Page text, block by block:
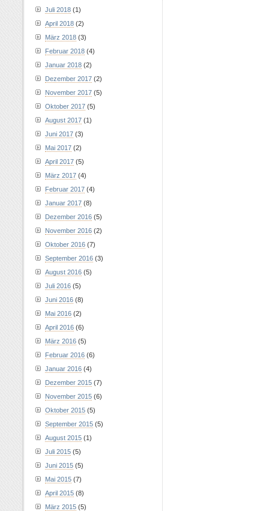
Juli 2018 (1)
April 2018 (2)
März 2018 (3)
Februar 2018 (4)
Januar 2018 (2)
Dezember 2017 (2)
November 2017 (5)
Oktober 2017 (5)
August 2017 (1)
Juni 2017 (3)
Mai 2017 (2)
April 2017 (5)
März 2017 (4)
Februar 2017 (4)
Januar 2017 (8)
Dezember 2016 (5)
November 2016 (2)
Oktober 2016 (7)
September 2016 (3)
August 2016 (5)
Juli 2016 (5)
Juni 2016 (8)
Mai 2016 (2)
April 2016 (6)
März 2016 (5)
Februar 2016 (6)
Januar 2016 (4)
Dezember 2015 (7)
November 2015 (6)
Oktober 2015 (5)
September 2015 (5)
August 2015 (1)
Juli 2015 (5)
Juni 2015 (5)
Mai 2015 (7)
April 2015 (8)
März 2015 (5)